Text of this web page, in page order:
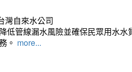
灣自來水公司
低管線漏水風險並確保民眾用水
。 more...